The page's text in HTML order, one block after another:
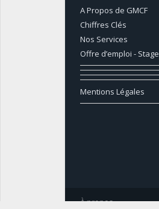
A Propos de GMCF
Chiffres Clés
Nos Services
Offre d’emploi - Stage
Mentions Légales
À propos